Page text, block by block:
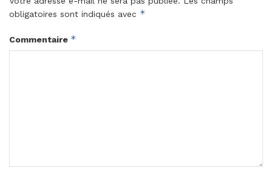
obligatoires sont indiqués avec *
Commentaire *